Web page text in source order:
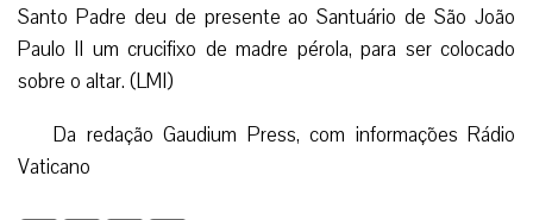
Santo Padre deu de presente ao Santuário de São João
Paulo II um crucifixo de madre pérola, para ser colocado
sobre o altar. (LMI)
Da redação Gaudium Press, com informações Rádio
Vaticano